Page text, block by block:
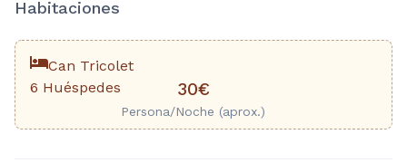
Habitaciones
Can Tricolet
6 Huéspedes
30€
Persona/Noche (aprox.)